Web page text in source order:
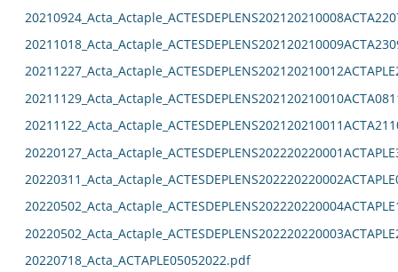
20220718_Acta_ACTAPLE05052022.pdf